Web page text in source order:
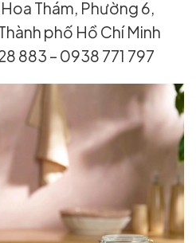
Thám, Phường 6,
phố Hồ Chí Minh
883 – 0938 771 797